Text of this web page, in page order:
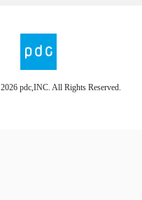
2026 pdc,INC. All Rights Reserved.